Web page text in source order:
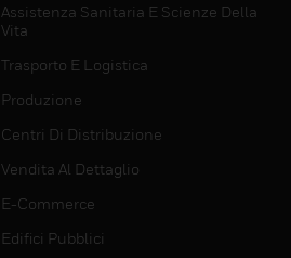
Assistenza Sanitaria E Scienze Della
Vita
Trasporto E Logistica
Produzione
Centri Di Distribuzione
Vendita Al Dettaglio
E-Commerce
Edifici Pubblici